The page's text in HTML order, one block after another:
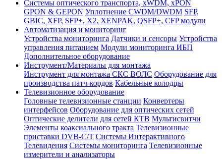
Системы оптического транспорта, xWDM, xPON
GPON & GEPON Уплотнение CWDM/DWDM SFP,
GBIC, XFP, SFP+, X2, XENPAK, QSFP+, CFP модули
Автоматизация и мониторинг
Устройства мониторинга Датчики и сенсоры Устройства
управления питанием Модули мониторинга ИБП
Дополнительное оборудование
Инструмент/Материалы для монтажа
Инструмент для монтажа СКС ВОЛС Оборудование для
производства патч-кордов Кабельные колодцы
Телевизионное оборудование
Головные телевизионные станции Конвертеры
интерфейсов Оборудование для оптических сетей
Оптические делители для сетей КТВ Мультисвитчи
Элементы коаксиального тракта Телевизионные
приставки DVB-C/T Системы Интерактивного
Телевидения Системы мониторинга Телевизионные
измерители и анализаторы